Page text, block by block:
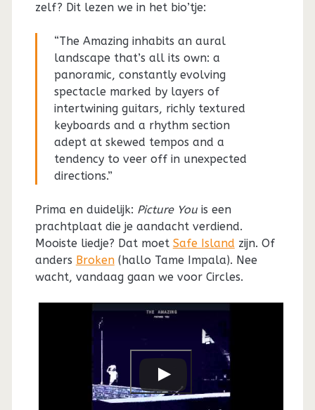
zelf? Dit lezen we in het bio’tje:
“The Amazing inhabits an aural
landscape that’s all its own: a
panoramic, constantly evolving
spectacle marked by layers of
intertwining guitars, richly textured
keyboards and a rhythm section
adept at skewed tempos and a
tendency to veer off in unexpected
directions.”
Prima en duidelijk: Picture Youis een
prachtplaat die je aandacht verdiend.
Mooiste liedje? Dat moet Safe Island zijn. Of
anders Broken(hallo Tame Impala). Nee
wacht, vandaag gaan we voor Circles.